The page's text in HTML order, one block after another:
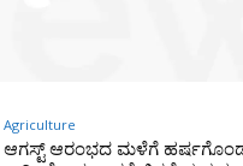
Agriculture
ಆಗಸ್ಟ್ ಆರಂಭದ ಮಳೆಗೆ ಹರ್ಷಗೊಂಡ